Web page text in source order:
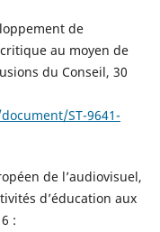
de
au moyen de
du Conseil, 30
ST-9641-
de l’audiovisuel,
d’éducation aux
: